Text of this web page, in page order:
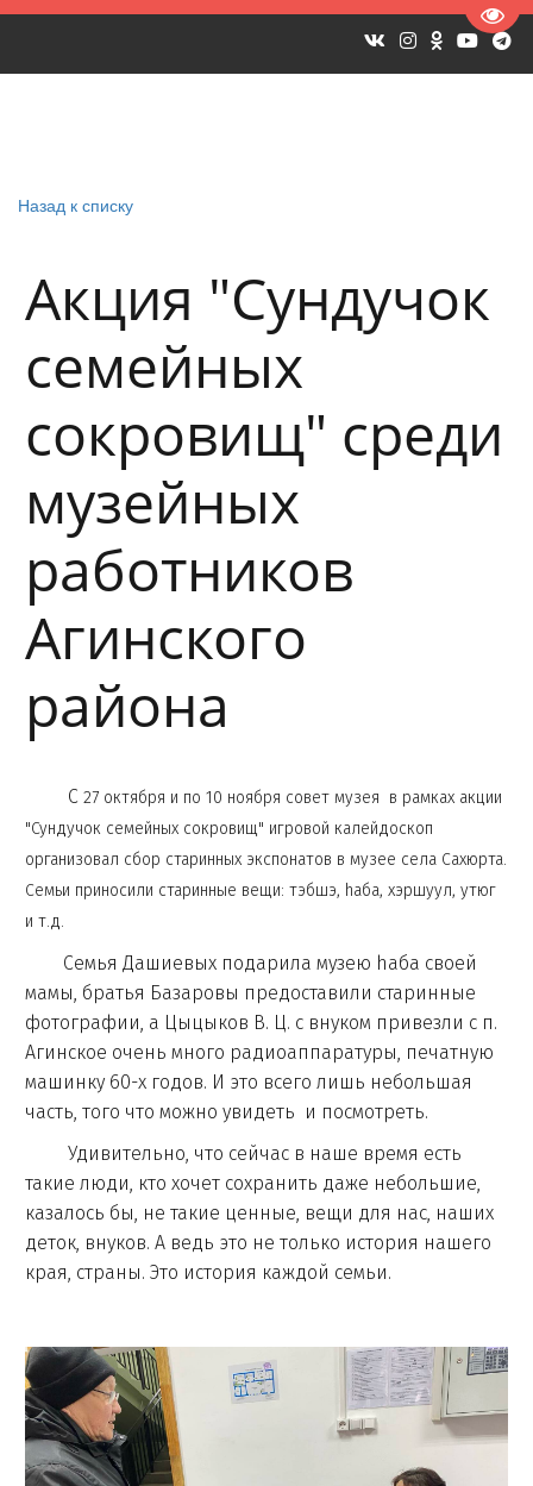
Назад к списку
Акция "Сундучок
семейных
сокровищ" среди
музейных
работников
Агинского
района
С 27 октября и по 10 ноября совет музея в рамках акции
"Сундучок семейных сокровищ" игровой калейдоскоп
организовал сбор старинных экспонатов в музее села Сахюрта.
Семьи приносили старинные вещи: тэбшэ, haба, хэршуул, утюг
и т.д.
Семья Дашиевых подарила музею haба своей
мамы, братья Базаровы предоставили старинные
фотографии, а Цыцыков В. Ц. с внуком привезли с п.
Агинское очень много радиоаппаратуры, печатную
машинку 60-х годов. И это всего лишь небольшая
часть, того что можно увидеть и посмотреть.
Удивительно, что сейчас в наше время есть
такие люди, кто хочет сохранить даже небольшие,
казалось бы, не такие ценные, вещи для нас, наших
деток, внуков. А ведь это не только история нашего
края, страны. Это история каждой семьи.